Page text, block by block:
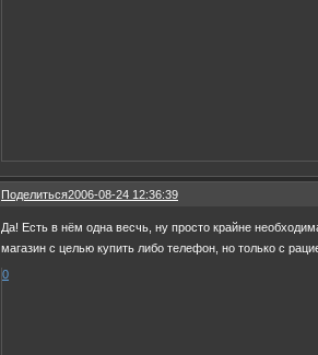
Поделиться2006-08-24 12:36:39
Да! Есть в нём одна весчь, ну просто крайне
магазин с целью купить либо телефон, но только с
0